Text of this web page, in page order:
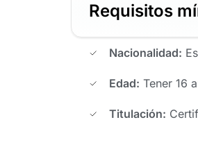
Requisitos
Nacionalidad:
Edad: Tener 16
Titulación: